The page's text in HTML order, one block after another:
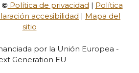
© Política de privacidad | Política
accesibilidad | Mapa del
sitio
por la Unión Europea -
Generation EU